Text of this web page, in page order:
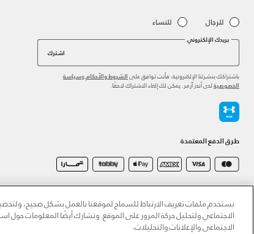
للرجال للنساء
بريدك الإلكتروني
اشترك
باشتراكك بنشرتنا الإلكترونية، فأنت توافق على الشروط والأحكام وسياسة
الخصوصية لدى أندر آرمر. يمكن لك إلغاء الاشتراك لاحقًا.
طرق الدفع المعتمدة
نستخدم ملفات تعريف الارتباط للسماح لموقعنا بالعمل بشكل صحيح،
الاجتماعي ولتحليل حركة المرور على الموقع. ونشارك أيضًا المعلومات
الاجتماعي والإعلانات والتحليلات.